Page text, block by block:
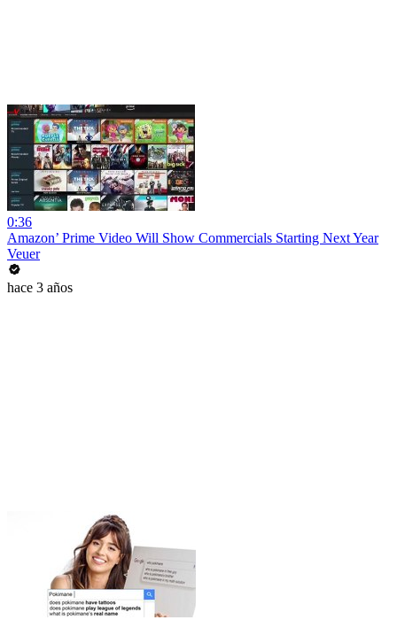
0:36
Amazon’ Prime Video Will Show Commercials Starting Next Year
Veuer
hace 3 años